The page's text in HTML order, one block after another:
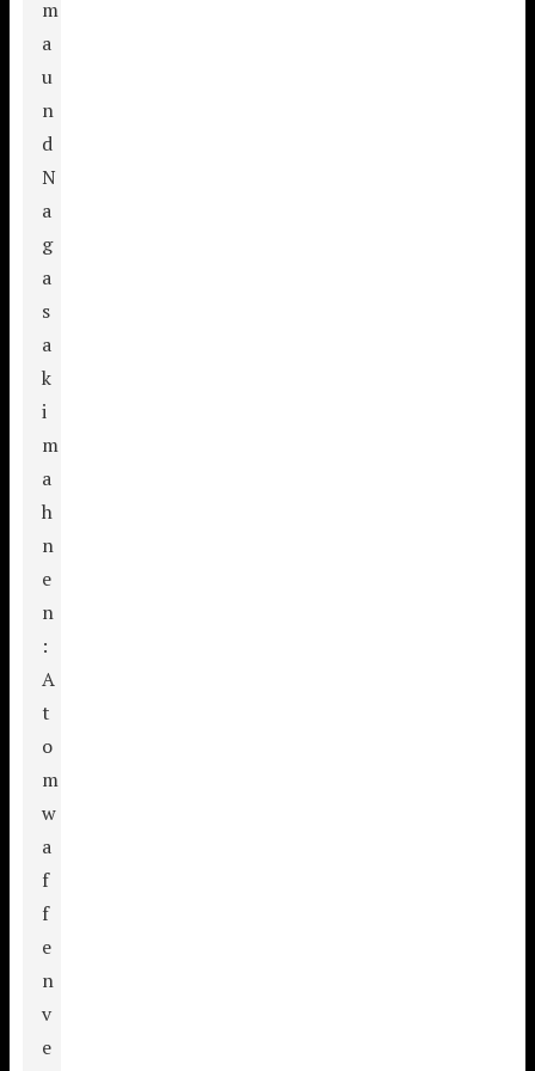
m
a
u
n
d
N
a
g
a
s
a
k
i
m
a
h
n
e
n
:
A
t
o
m
w
a
f
f
e
n
v
e